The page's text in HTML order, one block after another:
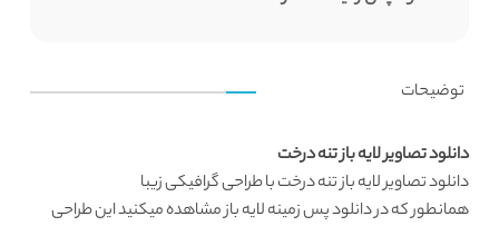
توضیحات
دانلود تصاویر لایه باز تنه درخت
دانلود تصاویر لایه بازتنه درخت با طراحی گرافیکی زیبا
همانطور که دردانلود پس زمینه لایه بازمشاهده میکنید این طراحی